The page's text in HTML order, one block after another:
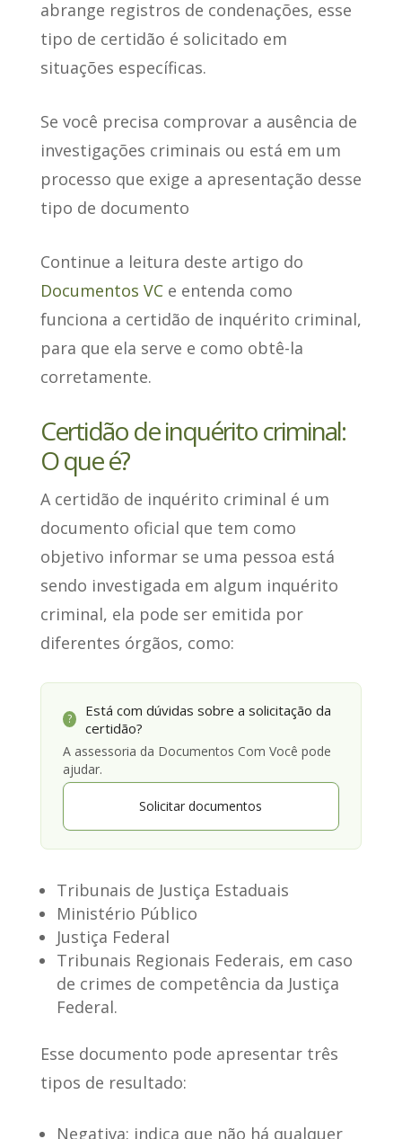
abrange registros de condenações, esse
tipo de certidão é solicitado em
situações específicas.
Se você precisa comprovar a ausência de
investigações criminais ou está em um
processo que exige a apresentação desse
tipo de documento
Continue a leitura deste artigo do
Documentos VCe entenda como
funciona a certidão de inquérito criminal,
para que ela serve e como obtê-la
corretamente.
Certidão de inquérito criminal:
O que é?
A certidão de inquérito criminal é um
documento oficial que tem como
objetivo informar se uma pessoa está
sendo investigada em algum inquérito
criminal, ela pode ser emitida por
diferentes órgãos, como:
?
Está com dúvidas sobre a solicitação da
certidão?
A assessoria da Documentos Com Você pode
ajudar.
Solicitar documentos
Tribunais de Justiça Estaduais
Ministério Público
Justiça Federal
Tribunais Regionais Federais, em caso
de crimes de competência da Justiça
Federal.
Esse documento pode apresentar três
tipos de resultado:
Negativa: indica que não há qualquer